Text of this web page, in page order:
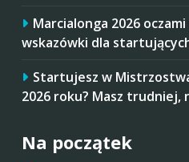
Marcialonga 2026
wskazówki dla
Startujesz w
2026 roku? Masz
Na początek